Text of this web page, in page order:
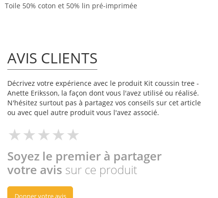
Toile 50% coton et 50% lin pré-imprimée
AVIS CLIENTS
Décrivez votre expérience avec le produit Kit coussin tree -
Anette Eriksson, la façon dont vous l'avez utilisé ou réalisé.
N'hésitez surtout pas à partagez vos conseils sur cet article
ou avec quel autre produit vous l'avez associé.
Soyez le premier à partager
votre avis sur ce produit
Donner votre avis